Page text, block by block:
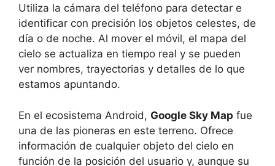
Utiliza la cámara del teléfono para detectar e
identificar con precisión los objetos celestes, de
día o de noche. Al mover el móvil, el mapa del
cielo se actualiza en tiempo real y se pueden
ver nombres, trayectorias y detalles de lo que
estamos apuntando.
En el ecosistema Android, Google Sky Map fue
una de las pioneras en este terreno. Ofrece
información de cualquier objeto del cielo en
función de la posición del usuario y, aunque su